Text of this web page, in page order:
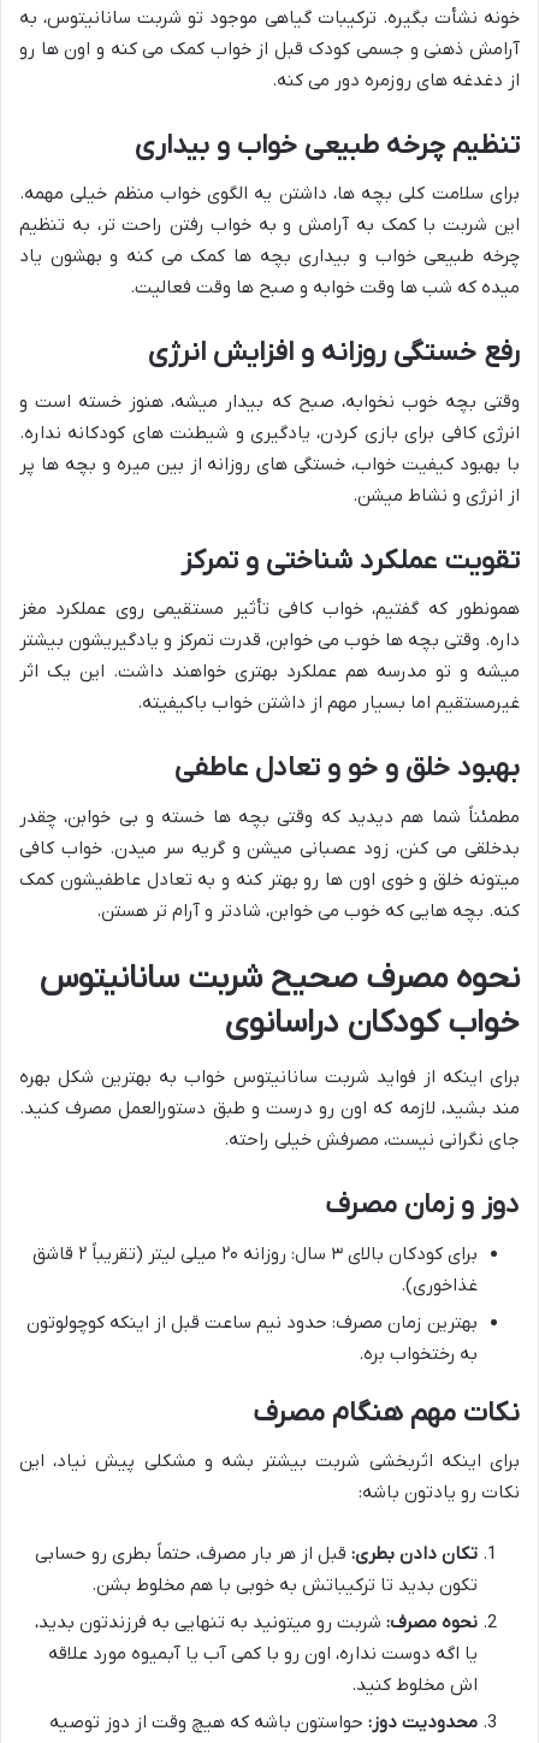
خونه نشأت بگیره. ترکیبات گیاهی موجود تو شربت سانانیتوس، به
آرامش ذهنی و جسمی کودک قبل از خواب کمک می کنه و اون ها رو
از دغدغه های روزمره دور می کنه.
تنظیم چرخه طبیعی خواب و بیداری
برای سلامت کلی بچه ها، داشتن یه الگوی خواب منظم خیلی مهمه.
این شربت با کمک به آرامش و به خواب رفتن راحت تر، به تنظیم
چرخه طبیعی خواب و بیداری بچه ها کمک می کنه و بهشون یاد
میده که شب ها وقت خوابه و صبح ها وقت فعالیت.
رفع خستگی روزانه و افزایش انرژی
وقتی بچه خوب نخوابه، صبح که بیدار میشه، هنوز خسته است و
انرژی کافی برای بازی کردن، یادگیری و شیطنت های کودکانه نداره.
با بهبود کیفیت خواب، خستگی های روزانه از بین میره و بچه ها پر
از انرژی و نشاط میشن.
تقویت عملکرد شناختی و تمرکز
همونطور که گفتیم، خواب کافی تأثیر مستقیمی روی عملکرد مغز
داره. وقتی بچه ها خوب می خوابن، قدرت تمرکز و یادگیریشون بیشتر
میشه و تو مدرسه هم عملکرد بهتری خواهند داشت. این یک اثر
غیرمستقیم اما بسیار مهم از داشتن خواب باکیفیته.
بهبود خلق و خو و تعادل عاطفی
مطمئناً شما هم دیدید که وقتی بچه ها خسته و بی خوابن، چقدر
بدخلقی می کنن، زود عصبانی میشن و گریه سر میدن. خواب کافی
میتونه خلق و خوی اون ها رو بهتر کنه و به تعادل عاطفیشون کمک
کنه. بچه هایی که خوب می خوابن، شادتر و آرام تر هستن.
نحوه مصرف صحیح شربت سانانیتوس
خواب کودکان دراسانوی
برای اینکه از فواید شربت سانانیتوس خواب به بهترین شکل بهره
مند بشید، لازمه که اون رو درست و طبق دستورالعمل مصرف کنید.
جای نگرانی نیست، مصرفش خیلی راحته.
دوز و زمان مصرف
برای کودکان بالای ۳ سال: روزانه ۲۰ میلی لیتر (تقریباً ۲ قاشق
غذاخوری).
بهترین زمان مصرف: حدود نیم ساعت قبل از اینکه کوچولوتون
به رختخواب بره.
نکات مهم هنگام مصرف
برای اینکه اثربخشی شربت بیشتر بشه و مشکلی پیش نیاد، این
نکات رو یادتون باشه:
تکان دادن بطری: قبل از هر بار مصرف، حتماً بطری رو حسابی
تکون بدید تا ترکیباتش به خوبی با هم مخلوط بشن.
نحوه مصرف: شربت رو میتونید به تنهایی به فرزندتون بدید،
یا اگه دوست نداره، اون رو با کمی آب یا آبمیوه مورد علاقه
اش مخلوط کنید.
محدودیت دوز: حواستون باشه که هیچ وقت از دوز توصیه